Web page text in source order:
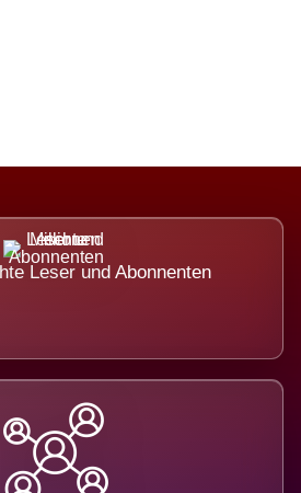
Leser und Abonnenten